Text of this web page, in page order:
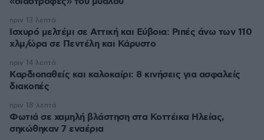
Ισχυρό μελτέμι σε Αττική και Εύβοια: Ριπές άνω των 110
χλμ/ώρα σε Πεντέλη και Κάρυστο
πριν 13 λεπτά
Καρδιοπαθείς και καλοκαίρι: 8 κινήσεις για ασφαλείς
διακοπές
πριν 14 λεπτά
Φωτιά σε χαμηλή βλάστηση στα Κοττέικα Ηλείας,
σηκώθηκαν 7 εναέρια
πριν 18 λεπτά